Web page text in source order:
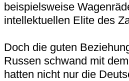
beispielsweise
intellektuellen Elite des
Doch die guten
Russen schwand mit
hatten nicht nur die